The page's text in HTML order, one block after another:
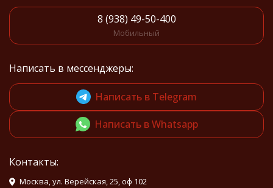
8 (938) 49-50-400
Мобильный
Написать в мессенджеры:
Написать в Telegram
Написать в Whatsapp
Контакты:
Москва, ул. Верейская, 25, оф 102